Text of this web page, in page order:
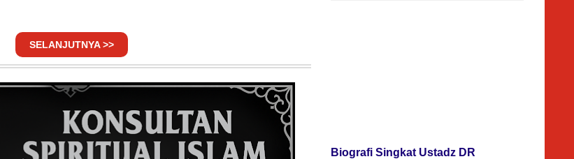
SELANJUTNYA >>
Biografi Singkat Ustadz DR